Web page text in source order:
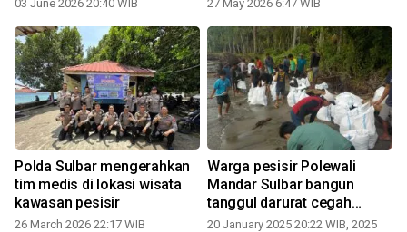
03 June 2026 20:40 WIB 27 May 2026 6:47 WIB
Polda Sulbar mengerahkan
tim medis di lokasi wisata
kawasan pesisir
26 March 2026 22:17 WIB
Warga pesisir Polewali
Mandar Sulbar bangun
tanggul darurat cegah
abrasi
20 January 2025 20:22 WIB, 2025